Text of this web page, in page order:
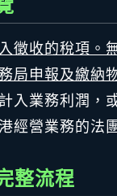
徵收的稅項。
局申報及繳納
入業務利潤，
經營業務的法
整流程